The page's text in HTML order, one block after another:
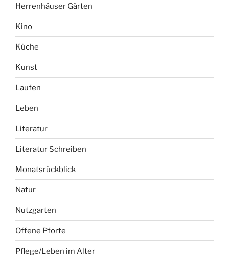
Herrenhäuser Gärten
Kino
Küche
Kunst
Laufen
Leben
Literatur
Literatur Schreiben
Monatsrückblick
Natur
Nutzgarten
Offene Pforte
Pflege/Leben im Alter